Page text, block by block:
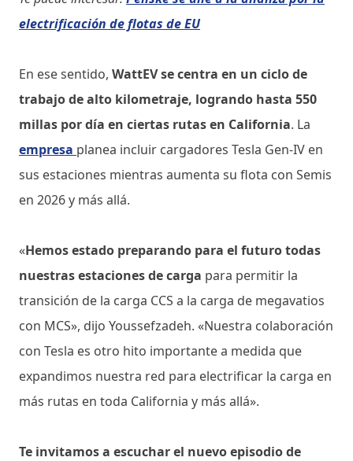
electrificación de flotas de EU
En ese sentido, WattEV se centra en un ciclo de
trabajo de alto kilometraje, logrando hasta 550
millas por día en ciertas rutas en California. La
empresa planea incluir cargadores Tesla Gen-IV en
sus estaciones mientras aumenta su flota con Semis
en 2026 y más allá.
«Hemos estado preparando para el futuro todas
nuestras estaciones de carga para permitir la
transición de la carga CCS a la carga de megavatios
con MCS», dijo Youssefzadeh. «Nuestra colaboración
con Tesla es otro hito importante a medida que
expandimos nuestra red para electrificar la carga en
más rutas en toda California y más allá».
Te invitamos a escuchar el nuevo episodio de